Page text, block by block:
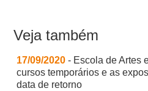
Veja também
17/09/2020 - Escola de Artes
cursos temporários e as
data de retorno